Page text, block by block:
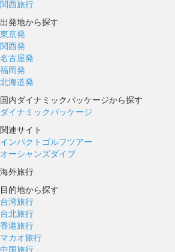
関西旅行
出発地から探す
東京発
関西発
名古屋発
福岡発
北海道発
国内ダイナミックパッケージから探す
ダイナミックパッケージ
関連サイト
インパクトゴルフツアー
オーシャンズダイブ
海外旅行
目的地から探す
台湾旅行
台北旅行
香港旅行
マカオ旅行
中国旅行